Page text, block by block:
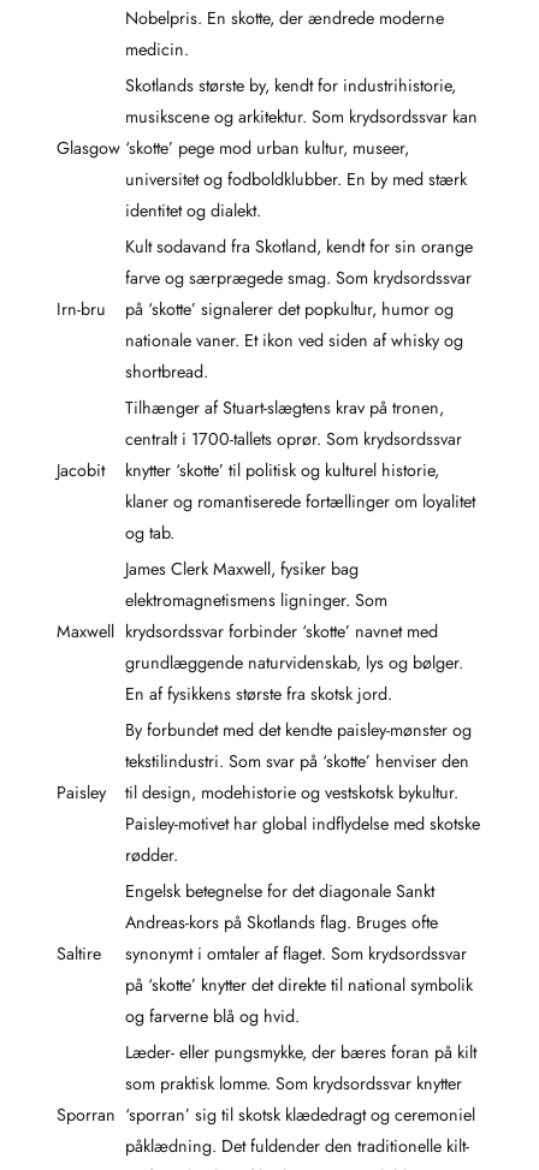
Nobelpris. En skotte, der ændrede moderne
medicin.
Glasgow
Skotlands største by, kendt for industrihistorie,
musikscene og arkitektur. Som krydsordssvar kan
‘skotte’ pege mod urban kultur, museer,
universitet og fodboldklubber. En by med stærk
identitet og dialekt.
Irn-bru
Kult sodavand fra Skotland, kendt for sin orange
farve og særprægede smag. Som krydsordssvar
på ‘skotte’ signalerer det popkultur, humor og
nationale vaner. Et ikon ved siden af whisky og
shortbread.
Jacobit
Tilhænger af Stuart-slægtens krav på tronen,
centralt i 1700-tallets oprør. Som krydsordssvar
knytter ‘skotte’ til politisk og kulturel historie,
klaner og romantiserede fortællinger om loyalitet
og tab.
Maxwell
James Clerk Maxwell, fysiker bag
elektromagnetismens ligninger. Som
krydsordssvar forbinder ‘skotte’ navnet med
grundlæggende naturvidenskab, lys og bølger.
En af fysikkens største fra skotsk jord.
Paisley
By forbundet med det kendte paisley-mønster og
tekstilindustri. Som svar på ‘skotte’ henviser den
til design, modehistorie og vestskotsk bykultur.
Paisley-motivet har global indflydelse med skotske
rødder.
Saltire
Engelsk betegnelse for det diagonale Sankt
Andreas-kors på Skotlands flag. Bruges ofte
synonymt i omtaler af flaget. Som krydsordssvar
på ‘skotte’ knytter det direkte til national symbolik
og farverne blå og hvid.
Sporran
Læder- eller pungsmykke, der bæres foran på kilt
som praktisk lomme. Som krydsordssvar knytter
‘sporran’ sig til skotsk klædedragt og ceremoniel
påklædning. Det fuldender den traditionelle kilt-